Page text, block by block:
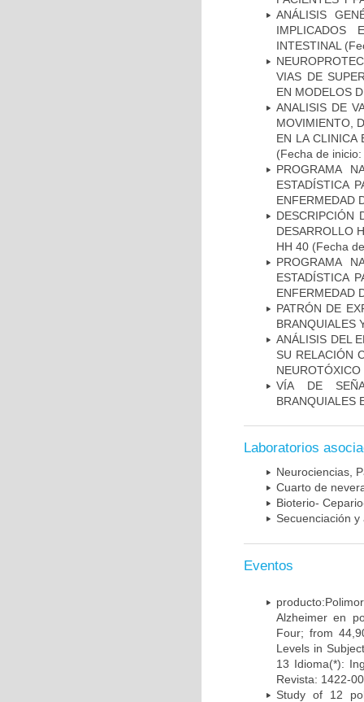
ANÁLISIS
IMPLICADOS
INTESTINAL
VIAS DE
EN MODELOS
ANALISIS DE
MOVIMIENTO,
EN LA CLINICA
(Fecha de
PROGRAMA
ESTADÍSTICA
ENFERMEDAD
DESCRIPCIÓN
DESARROLLO
HH 40 (Fecha
PROGRAMA
ESTADÍSTICA
ENFERMEDAD
PATRÓN DE
BRANQUIALES
ANÁLISIS DEL
SU RELACIÓN
NEUROTÓXICO
VÍA DE
BRANQUIALES
Laboratorios
Neurociencias,
Cuarto de
Bioterio-
Secuenciación
Eventos
Alzheimer en
Four; from
Levels in
13 Idioma(*):
Revista: 1422-
Study of 12